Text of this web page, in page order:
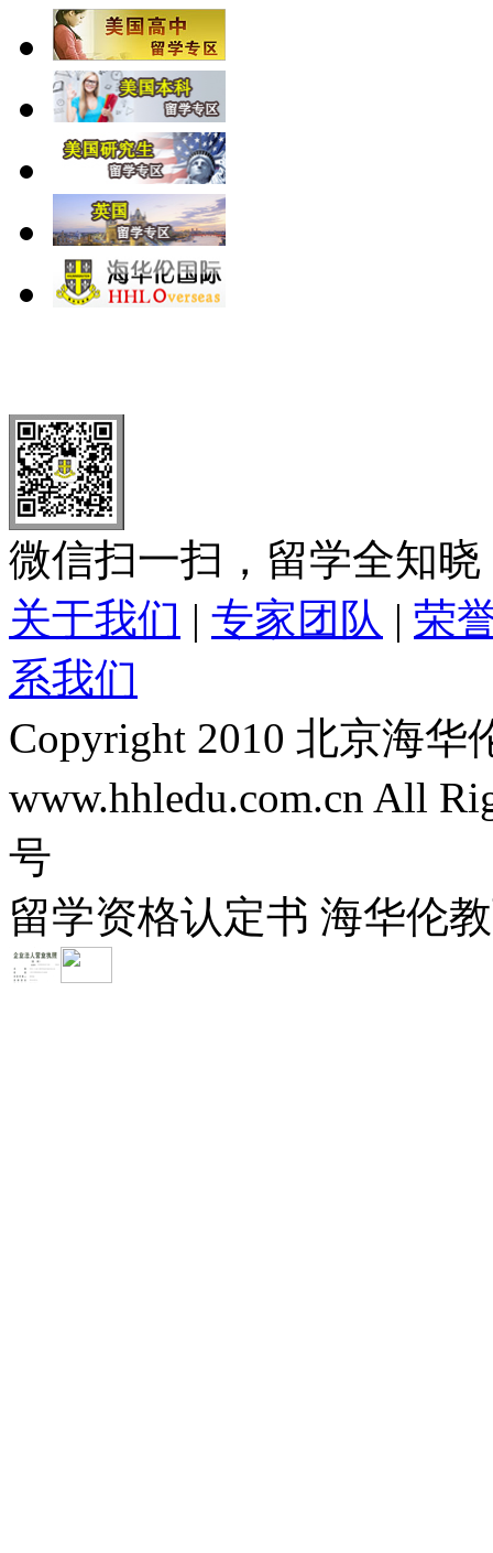
微信扫一扫，留学全知晓
关于我们 | 专家团队 | 荣
系我们
Copyright 2010 北京海
www.hhledu.com.cn All
号
留学资格认定书 海华伦